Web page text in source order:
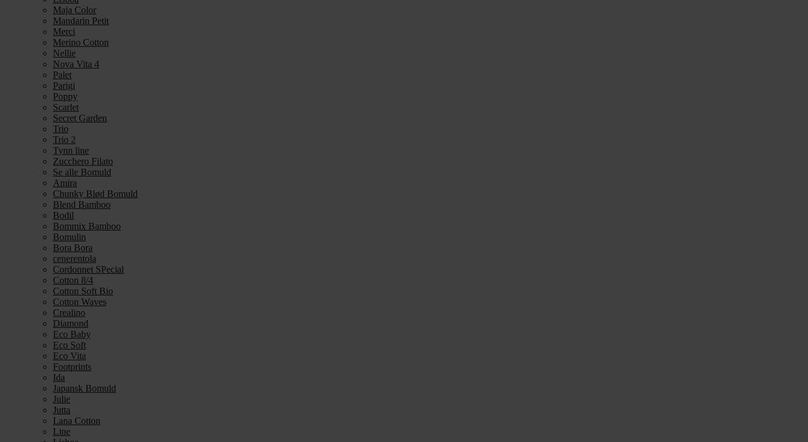
Maja Color
Mandarin Petit
Merci
Merino Cotton
Nellie
Nova Vita 4
Palet
Parigi
Poppy
Scarlet
Secret Garden
Trio
Trio 2
Tynn line
Zucchero Filato
Se alle Bomuld
Amira
Chunky Blød Bomuld
Blend Bamboo
Bodil
Bommix Bamboo
Bomulin
Bora Bora
cenerentola
Cordonnet SPecial
Cotton 8/4
Cotton Soft Bio
Cotton Waves
Crealino
Diamond
Eco Baby
Eco Soft
Eco Vita
Footprints
Ida
Japansk Bomuld
Julie
Jutta
Lana Cotton
Line